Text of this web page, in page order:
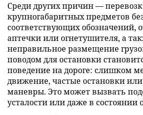
Среди других причин —
крупногабаритных предметов
соответствующих обозначений,
аптечки или огнетушителя, а
неправильное размещение
поводом для остановки
поведение на дороге: слишком
движение, частые остановки
маневры. Это может вызвать
усталости или даже в состоянии